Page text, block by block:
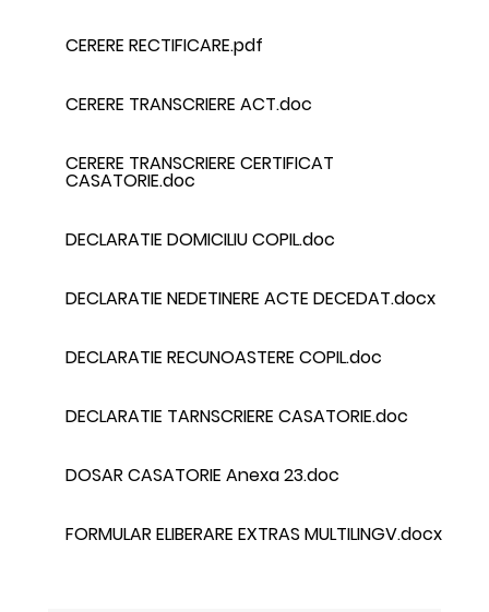
CERERE RECTIFICARE.pdf
CERERE TRANSCRIERE ACT.doc
CERERE TRANSCRIERE CERTIFICAT
CASATORIE.doc
DECLARATIE DOMICILIU COPIL.doc
DECLARATIE NEDETINERE ACTE DECEDAT.docx
DECLARATIE RECUNOASTERE COPIL.doc
DECLARATIE TARNSCRIERE CASATORIE.doc
DOSAR CASATORIE Anexa 23.doc
FORMULAR ELIBERARE EXTRAS MULTILINGV.docx